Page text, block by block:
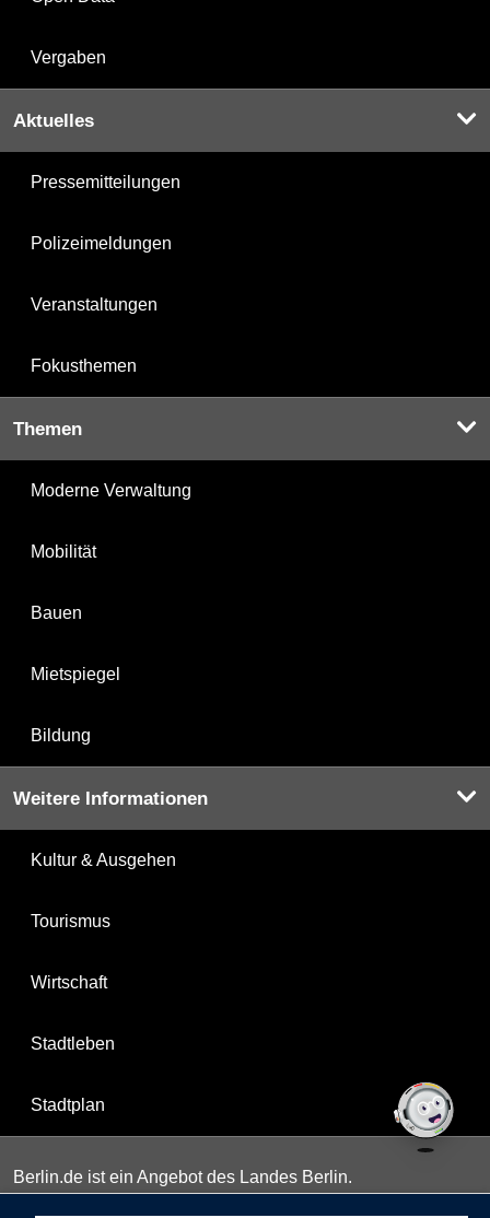
Vergaben
Aktuelles
Pressemitteilungen
Polizeimeldungen
Veranstaltungen
Fokusthemen
Themen
Moderne Verwaltung
Mobilität
Bauen
Mietspiegel
Bildung
Weitere Informationen
Kultur & Ausgehen
Tourismus
Wirtschaft
Stadtleben
Stadtplan
Berlin.de ist ein Angebot des Landes Berlin.